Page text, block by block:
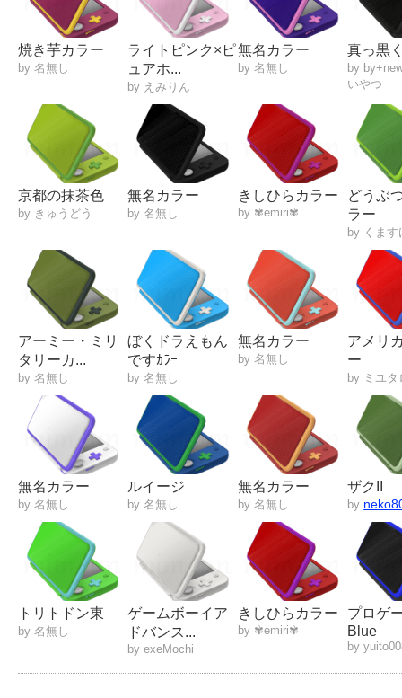
焼き芋カラー
by 名無し
ライトピンク×ピ
ュアホ...
by えみりん
無名カラー
by 名無し
真っ黒
by
いやつ
京都の抹茶色
by きゅうどう
無名カラー
by 名無し
きしひらカラー
by ✾emiri✾
どうぶ
ラー
by くます
アーミー・ミリ
タリーカ...
by 名無し
ぼくドラえもん
ですｶﾗｰ
by 名無し
無名カラー
by 名無し
アメリ
ー
by ミユタ
無名カラー
by 名無し
ルイージ
by 名無し
無名カラー
by 名無し
ザクII
by
トリトドン東
by 名無し
ゲームボーイア
ドバンス...
by exeMochi
きしひらカラー
by ✾emiri✾
プロゲ
Blue
by